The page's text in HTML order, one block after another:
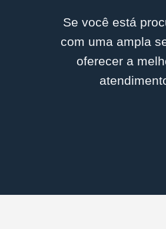
Se você está
com uma ampla
oferecer a